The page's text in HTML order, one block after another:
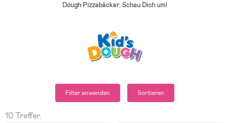
Dough Pizzabäcker. Schau Dich um!
Filter anwenden Sortieren
10 Treffer.